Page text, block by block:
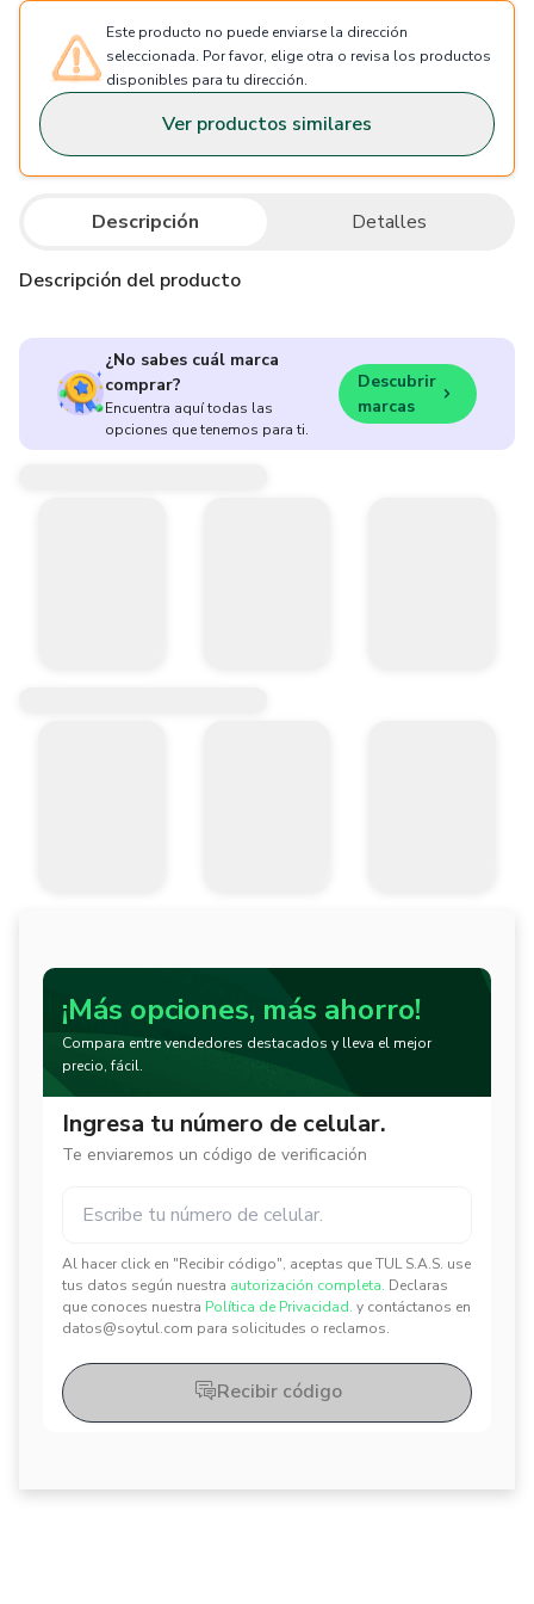
Este producto no puede enviarse la dirección
seleccionada. Por favor, elige otra o revisa los productos
disponibles para tu dirección.
Ver productos similares
Descripción Detalles
Descripción del producto
¿No sabes cuál marca
comprar?
Encuentra aquí todas las
opciones que tenemos para ti.
Descubrir
marcas
¡Más opciones, más ahorro!
Compara entre vendedores destacados y lleva el mejor
precio, fácil.
Ingresa tu número de celular.
Te enviaremos un código de verificación
Al hacer click en "Recibir código", aceptas que TUL S.A.S. use
tus datos según nuestra autorización completa. Declaras
que conoces nuestra Política de Privacidad. y contáctanos en
datos@soytul.com para solicitudes o reclamos.
✕
✕
Recibir código